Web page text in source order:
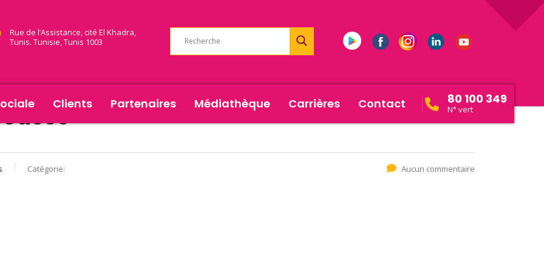
Rue de l’Assistance, cité El Khadra,
Tunis. Tunisie, Tunis 1003
Clients Partenaires Médiathèque Carrières Contact 80 100 349
N° vert
Catégorie: Aucun commentaire